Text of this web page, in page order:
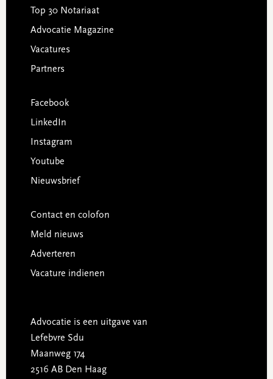
Top 30 Notariaat
Advocatie Magazine
Vacatures
Partners
Facebook
LinkedIn
Instagram
Youtube
Nieuwsbrief
Contact en colofon
Meld nieuws
Adverteren
Vacature indienen
Advocatie is een uitgave van
Lefebvre Sdu
Maanweg 174
2516 AB Den Haag